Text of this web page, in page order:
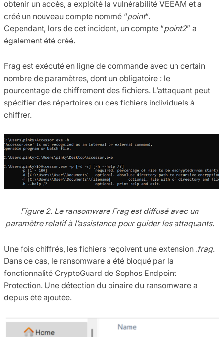
obtenir un accès, a exploité la vulnérabilité VEEAM et a
créé un nouveau compte nommé “point“.
Cependant, lors de cet incident, un compte “point2” a
également été créé.
Frag est exécuté en ligne de commande avec un certain
nombre de paramètres, dont un obligatoire : le
pourcentage de chiffrement des fichiers. L’attaquant peut
spécifier des répertoires ou des fichiers individuels à
chiffrer.
Figure 2. Le ransomware Frag est diffusé avec un
paramètre relatif à l’assistance pour guider les attaquants.
Une fois chiffrés, les fichiers reçoivent une extension .frag.
Dans ce cas, le ransomware a été bloqué par la
fonctionnalité CryptoGuard de Sophos Endpoint
Protection. Une détection du binaire du ransomware a
depuis été ajoutée.